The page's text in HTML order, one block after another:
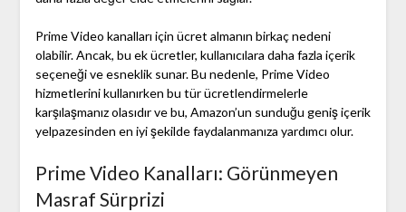
Prime Video kanalları için ücret almanın birkaç nedeni
olabilir. Ancak, bu ek ücretler, kullanıcılara daha fazla içerik
seçeneği ve esneklik sunar. Bu nedenle, Prime Video
hizmetlerini kullanırken bu tür ücretlendirmelerle
karşılaşmanız olasıdır ve bu, Amazon’un sunduğu geniş içerik
yelpazesinden en iyi şekilde faydalanmanıza yardımcı olur.
Prime Video Kanalları: Görünmeyen
Masraf Sürprizi